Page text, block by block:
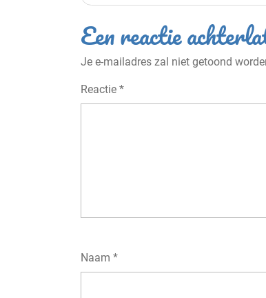
Een reactie
Je e-mailadres zal niet getoond
Reactie *
Naam *